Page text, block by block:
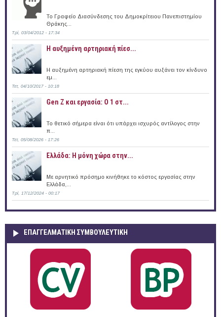
Το Γραφείο Διασύνδεσης του Δημοκρίτειου Πανεπιστημίου
Θράκης...
Τρί, 03/04/2012 - 17:34
Η αυξημένη αρτηριακή πίεσ...
Η αυξημένη αρτηριακή πίεση της εγκύου αυξάνει τον κίνδυνο
εμ...
Τετ, 04/10/2017 - 10:18
Gen Z και εργασία: Ο 1 στ...
Το θετικό σήμερα είναι ότι υπάρχει ισχυρός αντίλογος στην
π...
Τετ, 05/08/2026 - 17:26
Ελλάδα: Η μόνη χώρα στην...
Με αρνητικό πρόσημο κινήθηκε το κόστος εργασίας στην
Ελλάδα,...
Τρί, 17/12/2024 - 00:17
ΕΠΑΓΓΕΛΜΑΤΙΚΉ ΣΥΜΒΟΥΛΕΥΤΙΚΉ